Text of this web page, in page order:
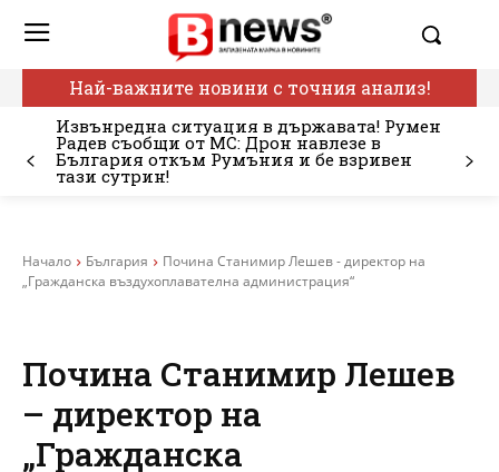
Най-важните новини с точния анализ!
Извънредна ситуация в държавата! Румен
Радев съобщи от МС: Дрон навлезе в
България откъм Румъния и бе взривен
тази сутрин!
Начало България
Почина Станимир Лешев - директор на
„Гражданска въздухоплавателна администрация“
Почина Станимир Лешев
– директор на
„Гражданска